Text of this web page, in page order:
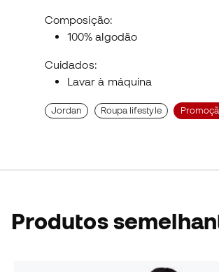
Composição:
100% algodão
Cuidados:
Lavar à máquina
Jordan Roupa lifestyle
Produtos